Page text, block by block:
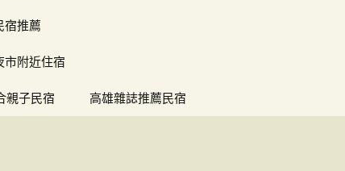
宿推薦
市附近住宿
親子民宿 高雄雜誌推薦民宿